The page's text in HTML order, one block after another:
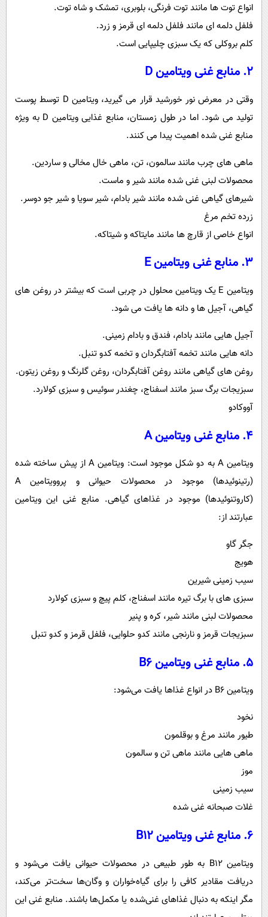
انواع توت ها مانند توت فرنگی، بلوبری، تمشک و شاه توت.
فلفل دلمه ای مانند فلفل دلمه ای قرمز و زرد.
کلم بروکلی که یک سبزی چلیپایی است.
2. منابع غنی ویتامین D
وقتی در معرض نور خورشید قرار می گیرید، ویتامین D توسط پوست
تولید می شود. اما در طول زمستان، منابع غذایی ویتامین D به ویژه
منابع غنی شده اهمیت پیدا می کنند.
ماهی های چرب مانند سالمون، تن، ماهی خال مخالی و ساردین.
محصولات لبنی غنی شده مانند شیر و ماست.
شیرهای گیاهی غنی شده مانند شیر بادام، شیر سویا و شیر جو دوسر.
زرده تخم مرغ
انواع خاصی از قارچ ها مانند مایتاکه و شیتاکه.
3. منابع غنی ویتامین E
ویتامین E یک ویتامین محلول در چربی است که بیشتر در روغن های
گیاهی، آجیل ها و دانه ها یافت می شود.
آجیل هایی مانند بادام، فندق و بادام زمینی.
دانه هایی مانند تخمه آفتابگردان و تخمه کدو تنبل.
روغن های گیاهی مانند روغن آفتابگردان، روغن گلرنگ و روغن زیتون.
سبزیجات برگ سبز مانند اسفناج، چغندر سوئیس و سبزی کولارد.
آووکادو
4. منابع غنی ویتامین A
ویتامین A به دو شکل موجود است: ویتامین A از پیش ساخته شده
(رتینوئیدها) موجود در محصولات حیوانی و پروویتامین A
(کاروتنوئیدها) موجود در غذاهای گیاهی. منابع غنی این ویتامین
عبارتند از:
جگر گاو
هویج
سیب زمینی شیرین
سبزی های با برگ تیره مانند اسفناج، کلم پیچ و سبزی کولارد
محصولات لبنی مانند شیر، کره و پنیر
سبزیجات قرمز و نارنجی مانند کدو حلوایی، فلفل قرمز و کدو تنبل
5. منابع غنی ویتامین B6
ویتامین B6 در انواع غذاها یافت می‌شود:
نخود
طیور مانند مرغ و بوقلمون
ماهی هایی مانند ماهی تن و سالمون
موز
سیب زمینی
غلات صبحانه غنی شده
6. منابع غنی ویتامین B12
ویتامین B12 به طور طبیعی در محصولات حیوانی یافت می‌شود و
دریافت مقادیر کافی را برای گیاه‌خواران و وگان‌ها سخت‌تر می‌کند،
مگر اینکه به دنبال غذاهای غنی‌شده یا مکمل‌ها باشند. منابع غنی این